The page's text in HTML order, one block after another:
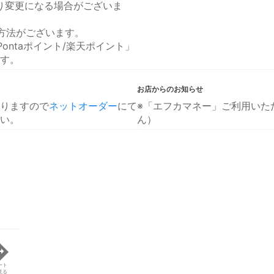
更になる場合がございま
がございます。
ポイント/楽天ポイント」
。
ますのでネットオーダーにて
。
お店からのお知らせ
※「エフカマネー」ご利用い
ん）
ト
る